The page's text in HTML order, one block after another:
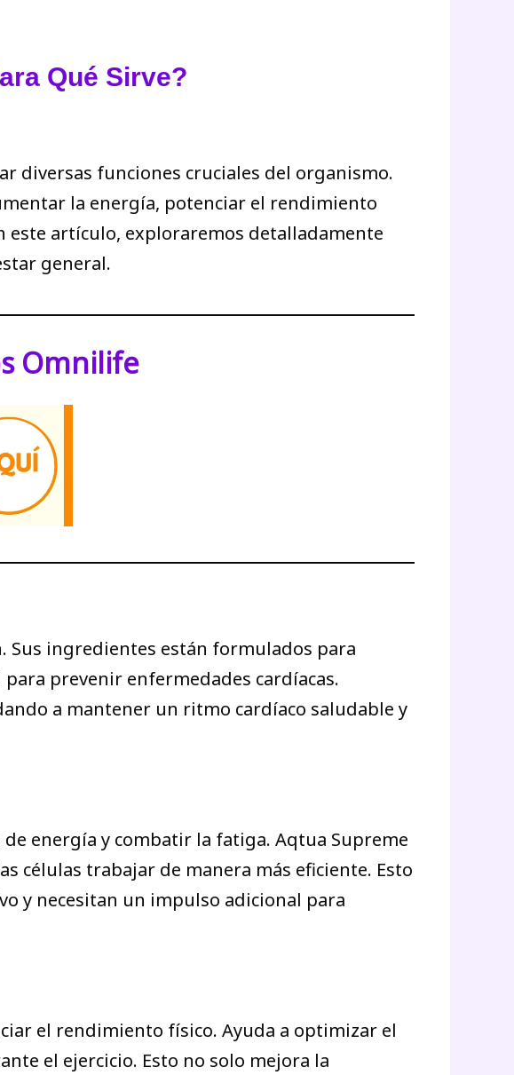
Qué Sirve?
diversas funciones cruciales del organismo.
la energía, potenciar el rendimiento
artículo, exploraremos detalladamente
general.
Omnilife
Sus ingredientes están formulados para
prevenir enfermedades cardíacas.
a mantener un ritmo cardíaco saludable y
energía y combatir la fatiga. Aqtua Supreme
células trabajar de manera más eficiente. Esto
y necesitan un impulso adicional para
el rendimiento físico. Ayuda a optimizar el
el ejercicio. Esto no solo mejora la